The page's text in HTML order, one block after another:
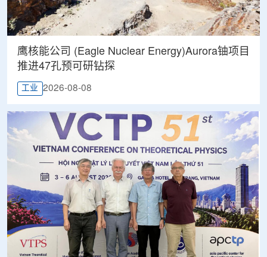
鹰核能公司 (Eagle Nuclear Energy)Aurora铀项目
推进47孔预可研钻探
工业 2026-08-08